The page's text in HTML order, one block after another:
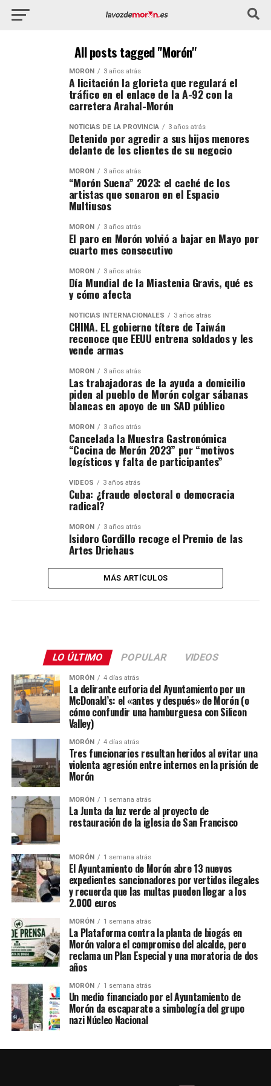
All posts tagged "Morón"
MORÓN 3 años atrás
A licitación la glorieta que regulará el
tráfico en el enlace de la A-92 con la
carretera Arahal-Morón
NOTICIAS DE LA PROVINCIA 3 años atrás
Detenido por agredir a sus hijos menores
delante de los clientes de su negocio
MORÓN 3 años atrás
“Morón Suena” 2023: el caché de los
artistas que sonaron en el Espacio
Multiusos
MORÓN 3 años atrás
El paro en Morón volvió a bajar en Mayo por
cuarto mes consecutivo
MORÓN 3 años atrás
Día Mundial de la Miastenia Gravis, qué es
y cómo afecta
NOTICIAS INTERNACIONALES 3 años atrás
CHINA. EL gobierno títere de Taiwán
reconoce que EEUU entrena soldados y les
vende armas
MORÓN 3 años atrás
Las trabajadoras de la ayuda a domicilio
piden al pueblo de Morón colgar sábanas
blancas en apoyo de un SAD público
MORÓN 3 años atrás
Cancelada la Muestra Gastronómica
“Cocina de Morón 2023” por “motivos
logísticos y falta de participantes”
VIDEOS 3 años atrás
Cuba: ¿fraude electoral o democracia
radical?
MORÓN 3 años atrás
Isidoro Gordillo recoge el Premio de las
Artes Driehaus
MÁS ARTÍCULOS
LO ÚLTIMO POPULAR VIDEOS
MORÓN 4 días atrás
La delirante euforia del Ayuntamiento por un
McDonald’s: el «antes y después» de Morón (o
cómo confundir una hamburguesa con Silicon
Valley)
MORÓN 4 días atrás
Tres funcionarios resultan heridos al evitar una
violenta agresión entre internos en la prisión de
Morón
MORÓN 1 semana atrás
La Junta da luz verde al proyecto de
restauración de la iglesia de San Francisco
MORÓN 1 semana atrás
El Ayuntamiento de Morón abre 13 nuevos
expedientes sancionadores por vertidos ilegales
y recuerda que las multas pueden llegar a los
2.000 euros
MORÓN 1 semana atrás
La Plataforma contra la planta de biogás en
Morón valora el compromiso del alcalde, pero
reclama un Plan Especial y una moratoria de dos
años
MORÓN 1 semana atrás
Un medio financiado por el Ayuntamiento de
Morón da escaparate a simbología del grupo
nazi Núcleo Nacional